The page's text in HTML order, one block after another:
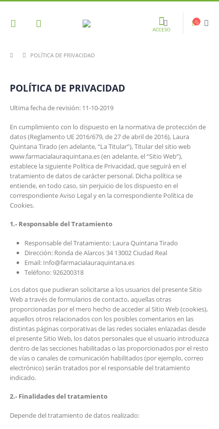
ACCESO
POLÍTICA DE PRIVACIDAD
POLÍTICA DE PRIVACIDAD
Ultima fecha de revisión: 11-10-2019
En cumplimiento con lo dispuesto en la normativa de protección de
datos (Reglamento UE 2016/679, de 27 de abril de 2016), Laura
Quintana Tirado (en adelante, “La Titular”), Titular del sitio web
www.farmacialauraquintana.es (en adelante, el “Sitio Web”),
establece la siguiente Política de Privacidad, que seguirá en el
tratamiento de datos de carácter personal. Dicha política se
entiende, en todo caso, sin perjuicio de los dispuesto en el
correspondiente Aviso Legal y en la correspondiente Política de
Cookies.
1.- Responsable del Tratamiento
Responsable del Tratamiento: Laura Quintana Tirado
Dirección: Ronda de Alarcos 34 13002 Ciudad Real
Email: Info@farmacialauraquintana.es
Teléfono: 926200318
Los datos que pudieran solicitarse a los usuarios del presente Sitio
Web a través de formularios de contacto, aquellas otras
proporcionadas por el mero hecho de acceder al Sitio Web (cookies),
aquellos otros relacionados con los posibles comentarios en las
distintas páginas corporativas de las redes sociales enlazadas desde
el presente Sitio Web, los datos personales que el usuario introduzca
dentro de las secciones habilitadas o las proporcionados por el resto
de vías o canales de comunicación habilitados (por ejemplo, correo
electrónico) serán tratados por el responsable del tratamiento
indicado.
2.- Finalidades del tratamiento
Depende del tratamiento de datos realizado: